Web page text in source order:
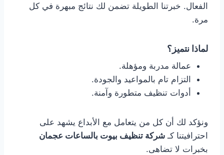
الفعال. خبرتنا الطويلة تضمن لك نتائج مبهرة في كل
مرة.
لماذا نتميز؟
عمالة مدربة ومؤهلة.
التزام تام بالمواعيد والجودة.
أدوات تنظيف متطورة وآمنة.
ونؤكد لك أن كل من يتعامل مع الأبداع يشهد على
احترافيتنا كـ شركة تنظيف بيوت بالساعات عجمان
بخبرات لا تضاهى.